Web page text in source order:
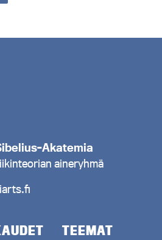
Akatemia
aineryhmä
TEEMAT